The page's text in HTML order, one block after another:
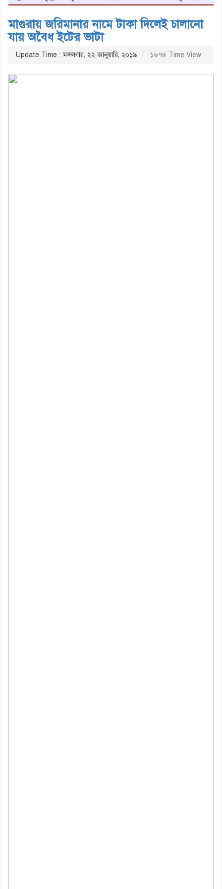
মাগুরায় জরিমানার নামে টাকা দিলেই চালানো
যায় অবৈধ ইটের ভাটা
Update Time : মঙ্গলবার, ২২ জানুয়ারি, ২০১৯ ১৬৭৪ Time View